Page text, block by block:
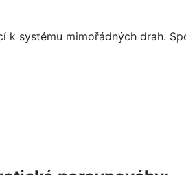
k systému mimořádných drah.